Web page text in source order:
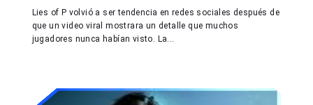
Lies of P volvió a ser tendencia en redes sociales después de
que un video viral mostrara un detalle que muchos
jugadores nunca habían visto. La...